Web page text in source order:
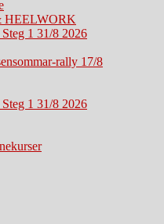
HEELWORK
1 31/8 2026
rally 17/8
1 31/8 2026